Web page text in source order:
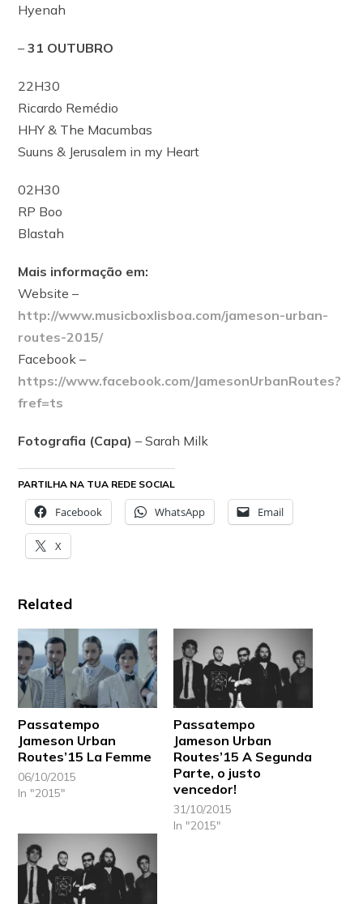
Hyenah
–31 OUTUBRO
22H30
Ricardo Remédio
HHY & The Macumbas
Suuns & Jerusalem in my Heart
02H30
RP Boo
Blastah
Mais informação em:
Website –
http://www.musicboxlisboa.com/jameson-urban-
routes-2015/
Facebook –
https://www.facebook.com/JamesonUrbanRoutes?
fref=ts
Fotografia (Capa) – Sarah Milk
PARTILHA NA TUA REDE SOCIAL
Facebook WhatsApp Email
X
Related
Passatempo
Jameson Urban
Routes’15 La Femme
06/10/2015
In "2015"
Passatempo
Jameson Urban
Routes’15 A Segunda
Parte, o justo
vencedor!
31/10/2015
In "2015"